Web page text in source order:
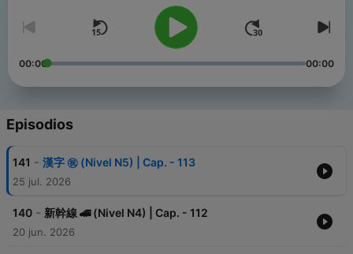
00:00 00:00
Episodios
141 - 漢字 ㊗️ (Nivel N5) | Cap. - 113
25 jul. 2026
140 - 新幹線 🚄 (Nivel N4) | Cap. - 112
20 jun. 2026